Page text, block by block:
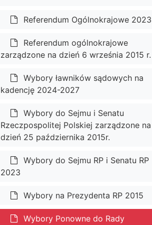
Referendum Ogólnokrajowe 2023
Referendum ogólnokrajowe
zarządzone na dzień 6 września 2015 r.
Wybory ławników sądowych na
kadencję 2024-2027
Wybory do Sejmu i Senatu
Rzeczpospolitej Polskiej zarządzone na
dzień 25 października 2015r.
Wybory do Sejmu RP i Senatu RP
2023
Wybory na Prezydenta RP 2015
Wybory Ponowne do Rady